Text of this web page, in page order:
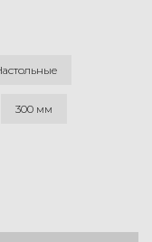
300 мм